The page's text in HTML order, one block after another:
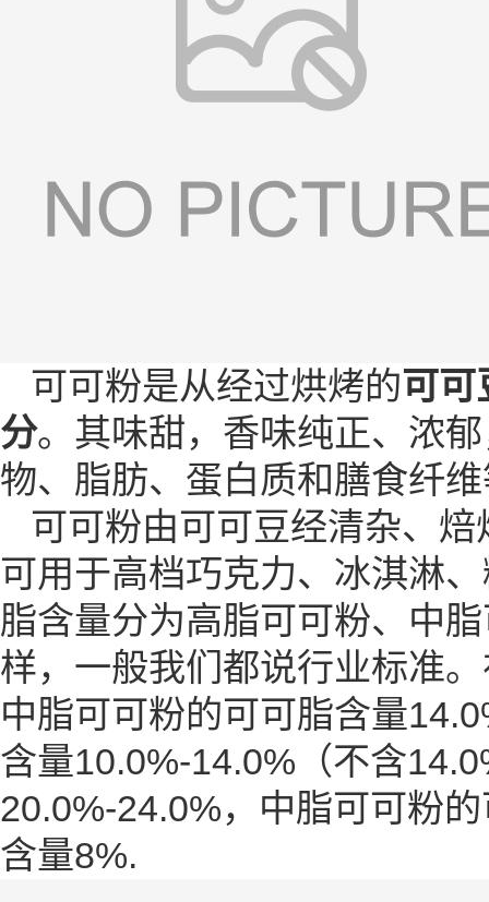
可可粉是从经过烘烤的可可
分。其味甜，香味纯正、浓
物、脂肪、蛋白质和膳食纤
可可粉由可可豆经清杂、
可用于高档巧克力、冰淇淋
脂含量分为高脂可可粉、中
样，一般我们都说行业标准
中脂可可粉的可可脂含量
含量10.0%-14.0%（不含
20.0%-24.0%，中脂可可粉
含量8%.